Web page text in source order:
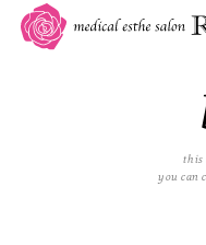
this
you can